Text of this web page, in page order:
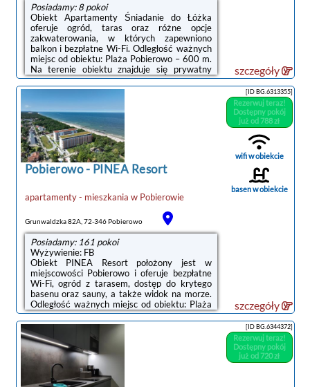
Posiadamy: 8 pokoi
Obiekt Apartamenty Śniadanie do Łóżka
oferuje ogród, taras oraz różne opcje
zakwaterowania, w których zapewniono
balkon i bezpłatne Wi-Fi. Odległość ważnych
miejsc od obiektu: Plaża Pobierowo – 600 m.
Na terenie obiektu znajduje się prywatny
parking.We wszystkich opcjach
zakwaterowania znajduje się podłoga
wyłożona parkietem, kuchnia z pełnym
wyposażeniem, w tym lodówką, jadalnia, jak
również prywatna łazienka z prysznicem oraz
suszarką do włosów. Wyposażenie obejmuje
też telewizor z płaskim ekranem z dostępem
do kanałów satelitarnych. Wyposażenie
obejmuje ...
szczegóły
Pobierowo- PINEA Resort
apartamenty - mieszkania w Pobierowie
Grunwaldzka 82A, 72-346 Pobierowo
Posiadamy: 161 pokoi
Wyżywienie: FB
Obiekt PINEA Resort położony jest w
miejscowości Pobierowo i oferuje bezpłatne
Wi-Fi, ogród z tarasem, dostęp do krytego
basenu oraz sauny, a także widok na morze.
Odległość ważnych miejsc od obiektu: Plaża
Pobierowo – 200 m, Promenada Gwiazd w
Międzyzdrojach – 40 km. Na miejscu znajduje
się park wodny. Goście mogą także wybrać
się do restauracji oraz baru.W niektórych
opcjach zakwaterowania zapewniono
klimatyzację oraz balkon z widokiem na
ogród. Wyposażenie niektórych opcji
[ID BG.6313355]
Rezerwuj teraz!
Dostępny pokój
już od 788 zł
wifi w obiekcie
basen w obiekcie
szczegóły
[ID BG.6344372]
Rezerwuj teraz!
Dostępny pokój
już od 720 zł